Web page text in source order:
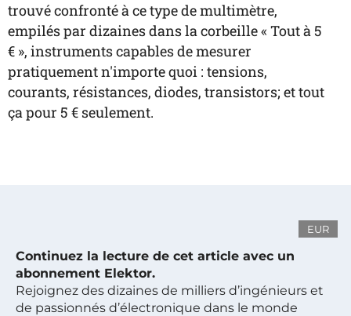
trouvé confronté à ce type de multimètre,
empilés par dizaines dans la corbeille « Tout à 5
€ », instruments capables de mesurer
pratiquement n'importe quoi : tensions,
courants, résistances, diodes, transistors; et tout
ça pour 5 € seulement.
EUR
Continuez la lecture de cet article avec un
abonnement Elektor.
Rejoignez des dizaines de milliers d’ingénieurs et
de passionnés d’électronique dans le monde